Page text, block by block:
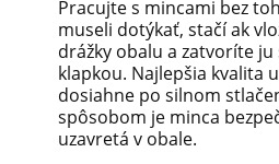
Pracujte s mincami bez
museli dotýkať, stačí ak
drážky obalu a zatvoríte
klapkou. Najlepšia kvalita
dosiahne po silnom
spôsobom je minca
uzavretá v obale.